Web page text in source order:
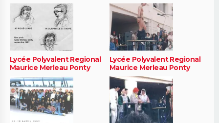
Lycée Polyvalent Regional
Maurice Merleau Ponty
Lycée Polyvalent Regional
Maurice Merleau Ponty